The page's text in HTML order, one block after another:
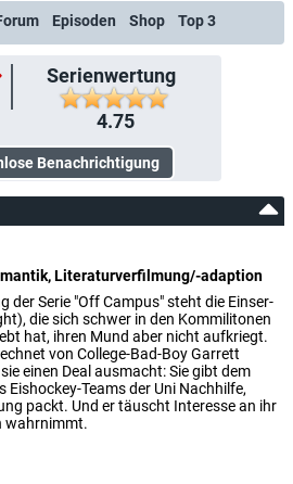
Episoden Shop Top 3
Serienwertung
4.75
Literaturverfilmung/-adaption
der Serie "Off Campus" steht die Einser-
die sich schwer in den Kommilitonen
hat, ihren Mund aber nicht aufkriegt.
von College-Bad-Boy Garrett
einen Deal ausmacht: Sie gibt dem
Teams der Uni Nachhilfe,
packt. Und er täuscht Interesse an ihr
wahrnimmt.